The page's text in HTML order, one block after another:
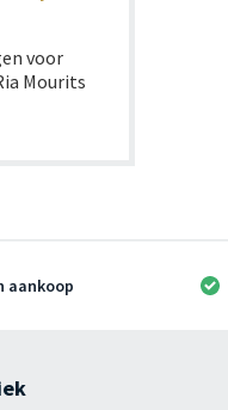
voor
Mourits
aankoop